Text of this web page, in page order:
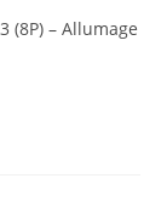
(8P) – Allumage